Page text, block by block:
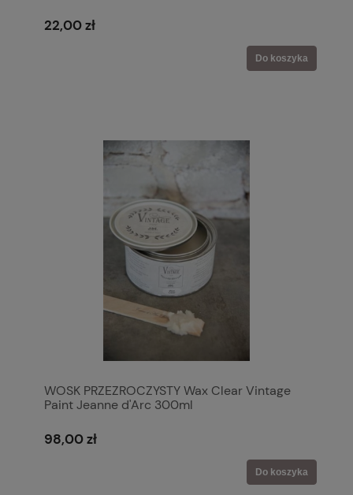
22,00 zł
Do koszyka
WOSK PRZEZROCZYSTY Wax Clear Vintage
Paint Jeanne d'Arc 300ml
98,00 zł
Do koszyka